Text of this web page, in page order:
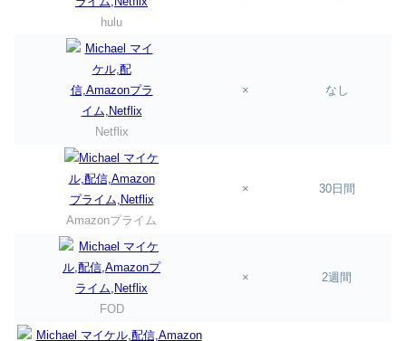
hulu
Netflix
× なし
Amazonプライム
× 30日間
FOD
× 2週間